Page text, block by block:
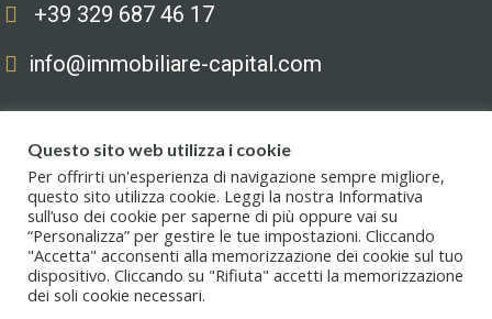
+39 329 687 46 17
info@immobiliare-capital.com
Copyright © 2020. All Rights Reserved. Capital immobiliare S.r.l.s. | Le
immagini hanno valore puramente illustrativo. I prezzi e le informazioni
possono essere soggetti a modifiche.
Questo sito web utilizza i cookie
Per offrirti un'esperienza di navigazione sempre migliore,
questo sito utilizza cookie. Leggi la nostra Informativa
sull’uso dei cookie per saperne di più oppure vai su
“Personalizza” per gestire le tue impostazioni. Cliccando
"Accetta" acconsenti alla memorizzazione dei cookie sul tuo
dispositivo. Cliccando su "Rifiuta" accetti la memorizzazione
dei soli cookie necessari.